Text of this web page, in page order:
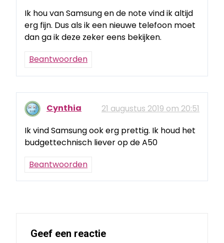
Ik hou van Samsung en de note vind ik altijd
erg fijn. Dus als ik een nieuwe telefoon moet
dan ga ik deze zeker eens bekijken.
Beantwoorden
Cynthia
21 augustus 2019 om 20:51
Ik vind Samsung ook erg prettig. Ik houd het
budgettechnisch liever op de A50
Beantwoorden
Geef een reactie